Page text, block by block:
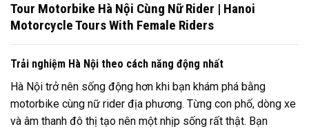
Tour Motorbike Hà Nội Cùng Nữ Rider | Hanoi
Motorcycle Tours With Female Riders
Trải nghiệm Hà Nội theo cách năng động nhất
Hà Nội trở nên sống động hơn khi bạn khám phá bằng
motorbike cùng nữ rider địa phương. Từng con phố, dòng xe
và âm thanh đô thị tạo nên một nhịp sống rất thật. Bạn